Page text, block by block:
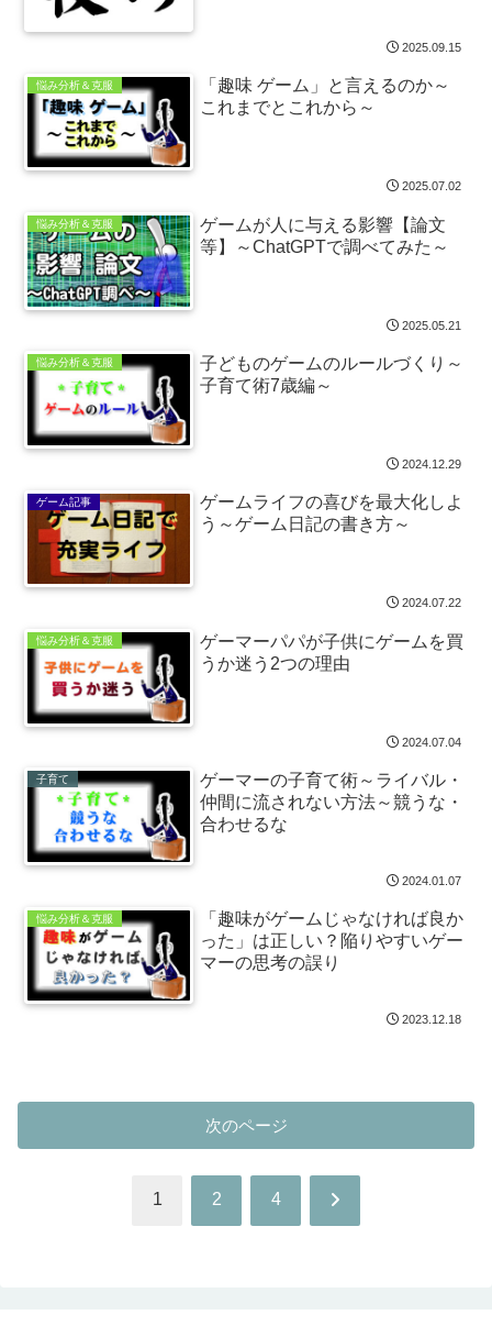
2025.09.15
悩み分析＆克服
「趣味 ゲーム」と言えるのか～
これまでとこれから～
2025.07.02
悩み分析＆克服
ゲームが人に与える影響【論文
等】～ChatGPTで調べてみた～
2025.05.21
悩み分析＆克服
子どものゲームのルールづくり～
子育て術7歳編～
2024.12.29
ゲーム記事
ゲームライフの喜びを最大化しよ
う～ゲーム日記の書き方～
2024.07.22
悩み分析＆克服
ゲーマーパパが子供にゲームを買
うか迷う2つの理由
2024.07.04
子育て
ゲーマーの子育て術～ライバル・
仲間に流されない方法～競うな・
合わせるな
2024.01.07
悩み分析＆克服
「趣味がゲームじゃなければ良か
った」は正しい？陥りやすいゲー
マーの思考の誤り
2023.12.18
次のページ
1 2 4 次